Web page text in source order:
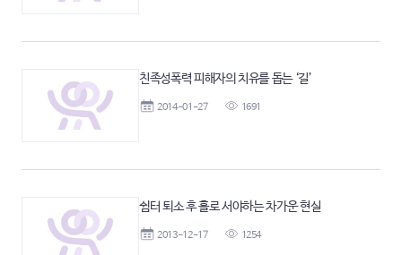
친족성폭력 피해자의 치유를 돕는 ‘길’
2014-01-27 1691
쉼터 퇴소 후 홀로 서야하는 차가운 현실
2013-12-17 1254